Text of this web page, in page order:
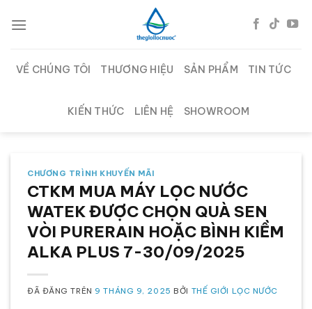
đến
dung
VỀ CHÚNG TÔI THƯƠNG HIỆU SẢN PHẨM TIN TỨC
KIẾN THỨC LIÊN HỆ SHOWROOM
CHƯƠNG TRÌNH KHUYẾN MÃI
CTKM MUA MÁY LỌC NƯỚC
WATEK ĐƯỢC CHỌN QUÀ SEN
VÒI PURERAIN HOẶC BÌNH KIỀM
ALKA PLUS 7-30/09/2025
ĐÃ ĐĂNG TRÊN 9 THÁNG 9, 2025 BỞI THẾ GIỚI LỌC NƯỚC